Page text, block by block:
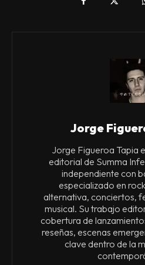
Jorge
Jorge Figueroa Tapia
editorial de Summa
independiente con
especializado en
alternativa, conciertos,
musical. Su trabajo
cobertura de
reseñas, escenas
clave dentro de la